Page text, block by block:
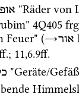
"Räder von
4Q405
Feuer" (→אור
; 11,6.9ff.